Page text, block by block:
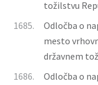
tožilstvu
1685.
Odločba o
mesto
državnem
1686.
Odločba o